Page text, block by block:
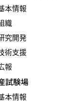
本情報
織
究開発
術支援
報
試験場
本情報